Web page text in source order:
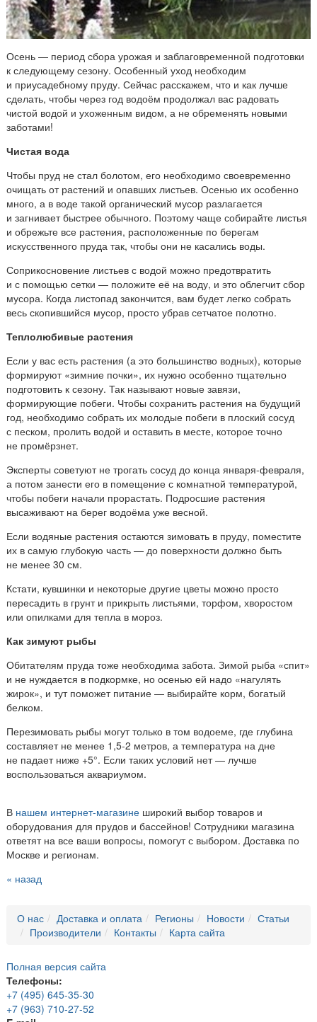
Осень — период сбора урожая и заблаговременной подготовки
к следующему сезону. Особенный уход необходим
и приусадебному пруду. Сейчас расскажем, что и как лучше
сделать, чтобы через год водоём продолжал вас радовать
чистой водой и ухоженным видом, а не обременять новыми
заботами!
Чистая вода
Чтобы пруд не стал болотом, его необходимо своевременно
очищать от растений и опавших листьев. Осенью их особенно
много, а в воде такой органический мусор разлагается
и загнивает быстрее обычного. Поэтому чаще собирайте листья
и обрежьте все растения, расположенные по берегам
искусственного пруда так, чтобы они не касались воды.
Соприкосновение листьев с водой можно предотвратить
и с помощью сетки — положите её на воду, и это облегчит сбор
мусора. Когда листопад закончится, вам будет легко собрать
весь скопившийся мусор, просто убрав сетчатое полотно.
Теплолюбивые растения
Если у вас есть растения (а это большинство водных), которые
формируют «зимние почки», их нужно особенно тщательно
подготовить к сезону. Так называют новые завязи,
формирующие побеги. Чтобы сохранить растения на будущий
год, необходимо собрать их молодые побеги в плоский сосуд
с песком, пролить водой и оставить в месте, которое точно
не промёрзнет.
Эксперты советуют не трогать сосуд до конца января-февраля,
а потом занести его в помещение с комнатной температурой,
чтобы побеги начали прорастать. Подросшие растения
высаживают на берег водоёма уже весной.
Если водяные растения остаются зимовать в пруду, поместите
их в самую глубокую часть — до поверхности должно быть
не менее 30 см.
Кстати, кувшинки и некоторые другие цветы можно просто
пересадить в грунт и прикрыть листьями, торфом, хворостом
или опилками для тепла в мороз.
Как зимуют рыбы
Обитателям пруда тоже необходима забота. Зимой рыба «спит»
и не нуждается в подкормке, но осенью ей надо «нагулять
жирок», и тут поможет питание — выбирайте корм, богатый
белком.
Перезимовать рыбы могут только в том водоеме, где глубина
составляет не менее 1,5-2 метров, а температура на дне
не падает ниже +5°. Если таких условий нет — лучше
воспользоваться аквариумом.
В нашем интернет-магазине широкий выбор товаров и
оборудования для прудов и бассейнов! Сотрудники магазина
ответят на все ваши вопросы, помогут с выбором. Доставка по
Москве и регионам.
« назад
О нас Доставка и оплата Регионы Новости
Статьи
Производители
Контакты Карта сайта
Полная версия сайта
Телефоны:
+7 (495) 645-35-30
+7 (963) 710-27-52